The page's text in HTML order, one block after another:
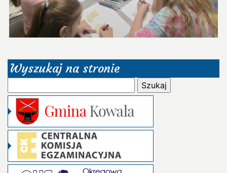
Wyszukaj na stronie